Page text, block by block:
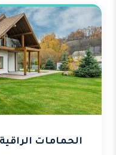
الحمامات الراقية